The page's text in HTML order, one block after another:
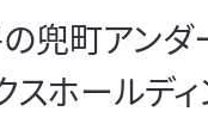
町アンダー
ホールデ